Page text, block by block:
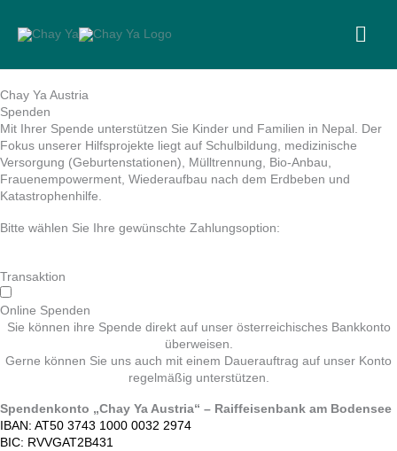
content
Chay Ya Austria
Spenden
Mit Ihrer Spende unterstützen Sie Kinder und Familien in Nepal. Der
Fokus unserer Hilfsprojekte liegt auf Schulbildung, medizinische
Versorgung (Geburtenstationen), Mülltrennung, Bio-Anbau,
Frauenempowerment, Wiederaufbau nach dem Erdbeben und
Katastrophenhilfe.
Bitte wählen Sie Ihre gewünschte Zahlungsoption:
Transaktion
Online Spenden
Sie können ihre Spende direkt auf unser österreichisches Bankkonto
überweisen.
Gerne können Sie uns auch mit einem Dauerauftrag auf unser Konto
regelmäßig unterstützen.
Spendenkonto „Chay Ya Austria“ – Raiffeisenbank am Bodensee
IBAN: AT50 3743 1000 0032 2974
BIC: RVVGAT2B431